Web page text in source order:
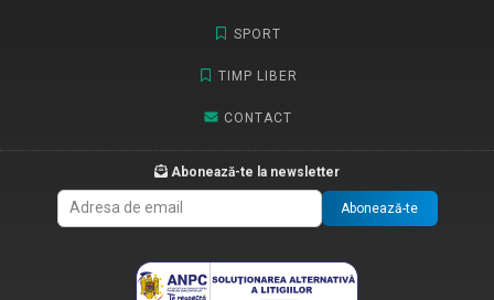
SPORT
TIMP LIBER
CONTACT
Abonează-te la newsletter
Abonează-te